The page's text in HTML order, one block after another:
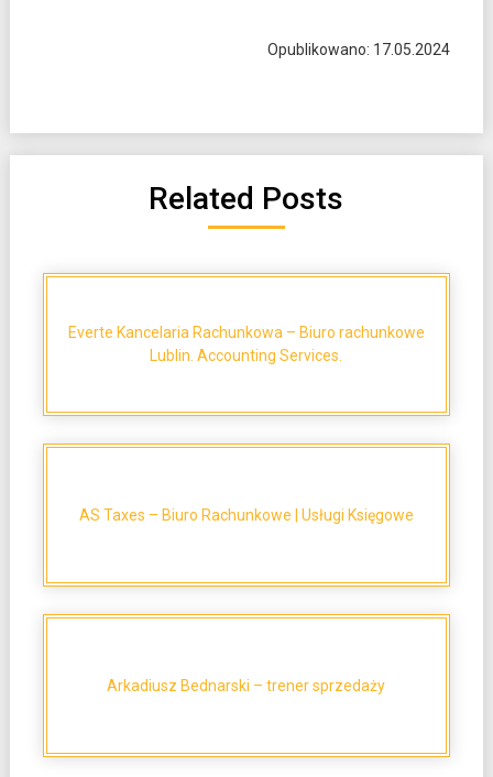
Opublikowano: 17.05.2024
Related Posts
Everte Kancelaria Rachunkowa – Biuro rachunkowe
Lublin. Accounting Services.
AS Taxes – Biuro Rachunkowe | Usługi Księgowe
Arkadiusz Bednarski – trener sprzedaży